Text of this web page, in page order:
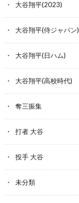
大谷翔平(2023)
大谷翔平(侍ジャパン)
大谷翔平(日ハム)
大谷翔平(高校時代)
奪三振集
打者 大谷
投手 大谷
未分類